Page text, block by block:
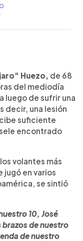
Huezo, de 68
del mediodía
luego de sufrir una
decir, una lesión
suficiente
encontrado
volantes más
jugó en varios
se sintió
10, José
de nuestro
de nuestro